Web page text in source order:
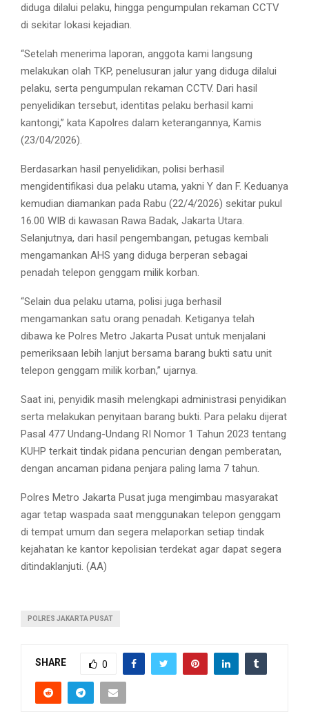
diduga dilalui pelaku, hingga pengumpulan rekaman CCTV
di sekitar lokasi kejadian.
“Setelah menerima laporan, anggota kami langsung
melakukan olah TKP, penelusuran jalur yang diduga dilalui
pelaku, serta pengumpulan rekaman CCTV. Dari hasil
penyelidikan tersebut, identitas pelaku berhasil kami
kantongi,” kata Kapolres dalam keterangannya, Kamis
(23/04/2026).
Berdasarkan hasil penyelidikan, polisi berhasil
mengidentifikasi dua pelaku utama, yakni Y dan F. Keduanya
kemudian diamankan pada Rabu (22/4/2026) sekitar pukul
16.00 WIB di kawasan Rawa Badak, Jakarta Utara.
Selanjutnya, dari hasil pengembangan, petugas kembali
mengamankan AHS yang diduga berperan sebagai
penadah telepon genggam milik korban.
“Selain dua pelaku utama, polisi juga berhasil
mengamankan satu orang penadah. Ketiganya telah
dibawa ke Polres Metro Jakarta Pusat untuk menjalani
pemeriksaan lebih lanjut bersama barang bukti satu unit
telepon genggam milik korban,” ujarnya.
Saat ini, penyidik masih melengkapi administrasi penyidikan
serta melakukan penyitaan barang bukti. Para pelaku dijerat
Pasal 477 Undang-Undang RI Nomor 1 Tahun 2023 tentang
KUHP terkait tindak pidana pencurian dengan pemberatan,
dengan ancaman pidana penjara paling lama 7 tahun.
Polres Metro Jakarta Pusat juga mengimbau masyarakat
agar tetap waspada saat menggunakan telepon genggam
di tempat umum dan segera melaporkan setiap tindak
kejahatan ke kantor kepolisian terdekat agar dapat segera
ditindaklanjuti. (AA)
POLRES JAKARTA PUSAT
SHARE 0